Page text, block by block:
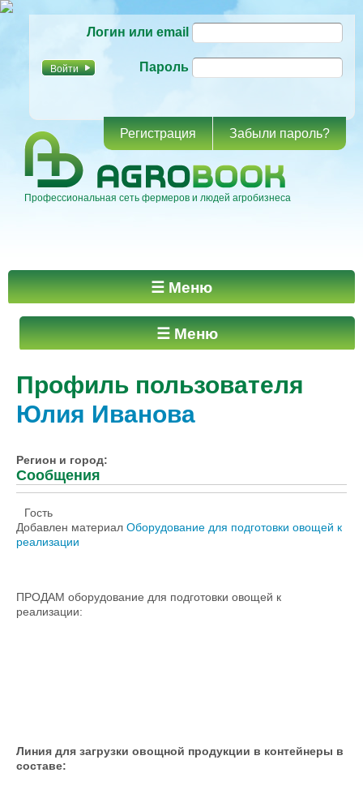
основному
Логин или email
Пароль
Регистрация Забыли пароль?
Профессиональная сеть фермеров и людей агробизнеса
Главное меню ☰ Меню
☰ Меню
Профиль пользователя
Юлия Иванова
Регион и город:
Сообщения
Гость
Добавлен материал Оборудование для подготовки овощей к
реализации
ПРОДАМ оборудование для подготовки овощей к
реализации:
Линия для загрузки овощной продукции в контейнеры в
составе: